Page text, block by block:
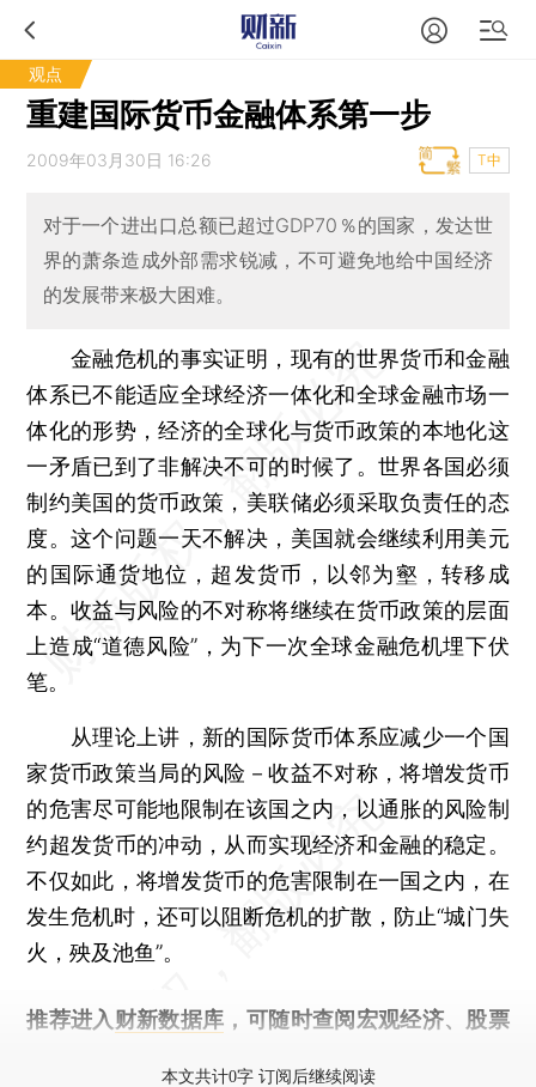
观点
重建国际货币金融体系第一步
2009年03月30日 16:26 T中
对于一个进出口总额已超过GDP70％的国家，发达世
界的萧条造成外部需求锐减，不可避免地给中国经济
的发展带来极大困难。
金融危机的事实证明，现有的世界货币和金融
体系已不能适应全球经济一体化和全球金融市场一
体化的形势，经济的全球化与货币政策的本地化这
一矛盾已到了非解决不可的时候了。世界各国必须
制约美国的货币政策，美联储必须采取负责任的态
度。这个问题一天不解决，美国就会继续利用美元
的国际通货地位，超发货币，以邻为壑，转移成
本。收益与风险的不对称将继续在货币政策的层面
上造成“道德风险”，为下一次全球金融危机埋下伏
笔。
从理论上讲，新的国际货币体系应减少一个国
家货币政策当局的风险－收益不对称，将增发货币
的危害尽可能地限制在该国之内，以通胀的风险制
约超发货币的冲动，从而实现经济和金融的稳定。
不仅如此，将增发货币的危害限制在一国之内，在
发生危机时，还可以阻断危机的扩散，防止“城门失
火，殃及池鱼”。
推荐进入 财新数据库 ，可随时查阅宏观经济、股票
本文共计0字 订阅后继续阅读